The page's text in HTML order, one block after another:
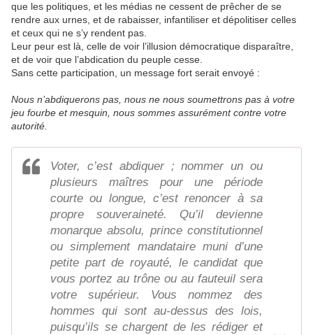
que les politiques, et les médias ne cessent de prêcher de se
rendre aux urnes, et de rabaisser, infantiliser et dépolitiser celles
et ceux qui ne s’y rendent pas.
Leur peur est là, celle de voir l’illusion démocratique disparaître,
et de voir que l’abdication du peuple cesse.
Sans cette participation, un message fort serait envoyé :
Nous n’abdiquerons pas, nous ne nous soumettrons pas à votre
jeu fourbe et mesquin, nous sommes assurément contre votre
autorité.
Voter, c’est abdiquer ; nommer un ou
plusieurs maîtres pour une période
courte ou longue, c’est renoncer à sa
propre souveraineté. Qu’il devienne
monarque absolu, prince constitutionnel
ou simplement mandataire muni d’une
petite part de royauté, le candidat que
vous portez au trône ou au fauteuil sera
votre supérieur. Vous nommez des
hommes qui sont au-dessus des lois,
puisqu’ils se chargent de les rédiger et